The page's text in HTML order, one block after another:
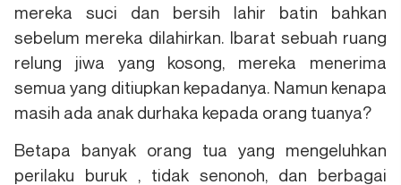
mereka suci dan bersih lahir batin bahkan
sebelum mereka dilahirkan. Ibarat sebuah ruang
relung jiwa yang kosong, mereka menerima
semua yang ditiupkan kepadanya. Namun kenapa
masih ada anak durhaka kepada orang tuanya?
Betapa banyak orang tua yang mengeluhkan
perilaku buruk , tidak senonoh, dan berbagai